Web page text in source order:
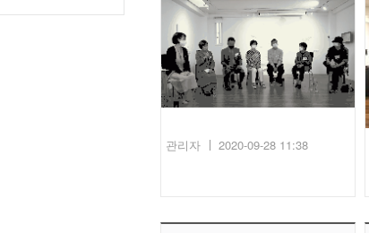
관리자 2020-09-28 11:38